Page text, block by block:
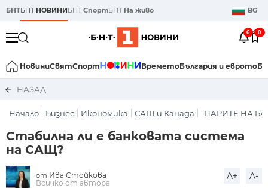
БНТБНТ НОВИНИБНТСпортБНТ На живо BG
6 0
НовиниСвятСпорт ВреметоБългария и еврото
НАЗАД
Начало Бизнес Икономика САЩ и Канада ПАРИТЕ НА
Стабилна ли е банковата система
на САЩ?
от Ива Стойкова
Всичко от автора
A+ A-